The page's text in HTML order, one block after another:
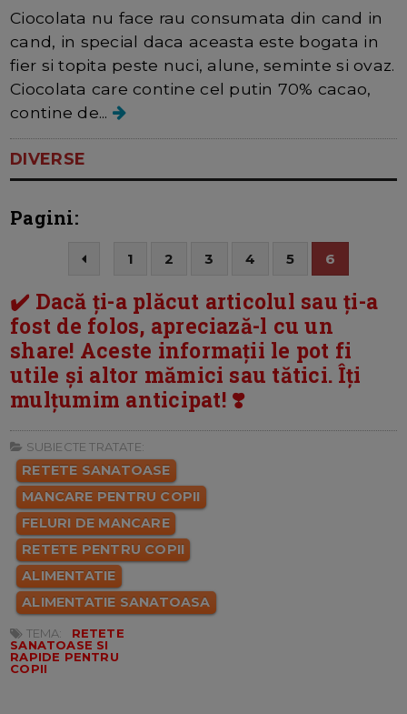
Ciocolata nu face rau consumata din cand in
cand, in special daca aceasta este bogata in
fier si topita peste nuci, alune, seminte si ovaz.
Ciocolata care contine cel putin 70% cacao,
contine de...
DIVERSE
Pagini:
1 2 3 4 5 6
✔️ Dacă ți-a plăcut articolul sau ți-a
fost de folos, apreciază-l cu un
share! Aceste informații le pot fi
utile și altor mămici sau tătici. Îți
mulțumim anticipat! ❣️
SUBIECTE TRATATE:
RETETE SANATOASE
MANCARE PENTRU COPII
FELURI DE MANCARE
RETETE PENTRU COPII
ALIMENTATIE
ALIMENTATIE SANATOASA
TEMA:
RETETE
SANATOASE SI
RAPIDE PENTRU
COPII